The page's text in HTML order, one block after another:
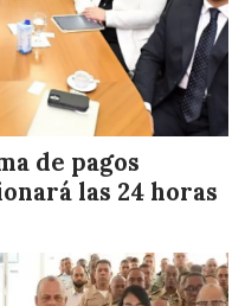
de pagos
las 24 horas